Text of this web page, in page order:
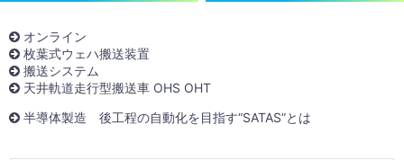
オンライン
枚葉式ウェハ搬送装置
搬送システム
天井軌道走行型搬送車 OHS OHT
半導体製造 後工程の自動化を目指す“SATAS”とは